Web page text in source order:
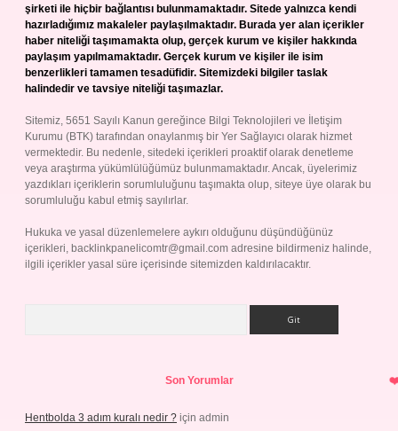
şirketi ile hiçbir bağlantısı bulunmamaktadır. Sitede yalnızca kendi
hazırladığımız makaleler paylaşılmaktadır. Burada yer alan içerikler
haber niteliği taşımamakta olup, gerçek kurum ve kişiler hakkında
paylaşım yapılmamaktadır. Gerçek kurum ve kişiler ile isim
benzerlikleri tamamen tesadüfidir. Sitemizdeki bilgiler taslak
halindedir ve tavsiye niteliği taşımazlar.
Sitemiz, 5651 Sayılı Kanun gereğince Bilgi Teknolojileri ve İletişim
Kurumu (BTK) tarafından onaylanmış bir Yer Sağlayıcı olarak hizmet
vermektedir. Bu nedenle, sitedeki içerikleri proaktif olarak denetleme
veya araştırma yükümlülüğümüz bulunmamaktadır. Ancak, üyelerimiz
yazdıkları içeriklerin sorumluluğunu taşımakta olup, siteye üye olarak bu
sorumluluğu kabul etmiş sayılırlar.
Hukuka ve yasal düzenlemelere aykırı olduğunu düşündüğünüz
içerikleri, backlinkpanelicomtr@gmail.com adresine bildirmeniz halinde,
ilgili içerikler yasal süre içerisinde sitemizden kaldırılacaktır.
Son Yorumlar
Hentbolda 3 adım kuralı nedir ? için admin